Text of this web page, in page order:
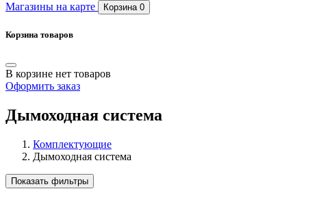
Магазины на карте Корзина 0
Корзина товаров
В корзине нет товаров
Оформить заказ
Дымоходная система
Комплектующие
Дымоходная система
Показать фильтры